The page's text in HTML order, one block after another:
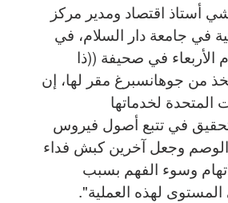
أستاذ اقتصاد ومدير مركز
في جامعة دار السلام، في
الأربعاء في صحيفة ((ذا
من جوهانسبرغ مقر لها، إن
المتحدة لخدماتها
في تتبع أصول فيروس
الوصم وجعل آخرين كبش فداء
وسوء الفهم بسبب
لهذه العملية".